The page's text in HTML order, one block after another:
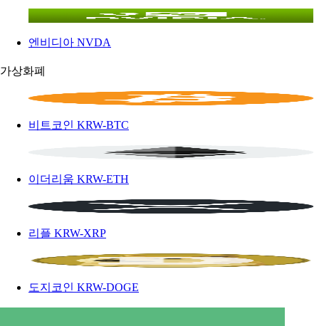
엔비디아 NVDA
가상화폐
비트코인 KRW-BTC
이더리움 KRW-ETH
리플 KRW-XRP
도지코인 KRW-DOGE